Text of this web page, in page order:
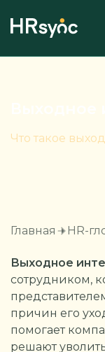
Что такое
Главная HR-
Выходное
сотрудником,
причин его
помогает
решают